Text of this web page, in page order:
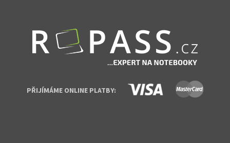
PŘIJÍMÁME ONLINE PLATBY: